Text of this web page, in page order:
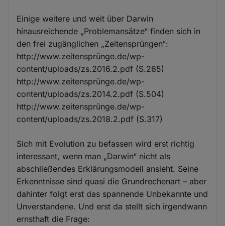
Einige weitere und weit über Darwin
hinausreichende „Problemansätze“ finden sich in
den frei zugänglichen „Zeitensprüngen“:
http://www.zeitensprünge.de/wp-
content/uploads/zs.2016.2.pdf (S.265)
http://www.zeitensprünge.de/wp-
content/uploads/zs.2014.2.pdf (S.504)
http://www.zeitensprünge.de/wp-
content/uploads/zs.2018.2.pdf (S.317)
Sich mit Evolution zu befassen wird erst richtig
interessant, wenn man „Darwin“ nicht als
abschließendes Erklärungsmodell ansieht. Seine
Erkenntnisse sind quasi die Grundrechenart – aber
dahinter folgt erst das spannende Unbekannte und
Unverstandene. Und erst da stellt sich irgendwann
ernsthaft die Frage: